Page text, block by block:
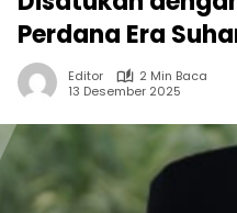
Perdana Era
Editor
2 Min Baca
13 Desember 2025